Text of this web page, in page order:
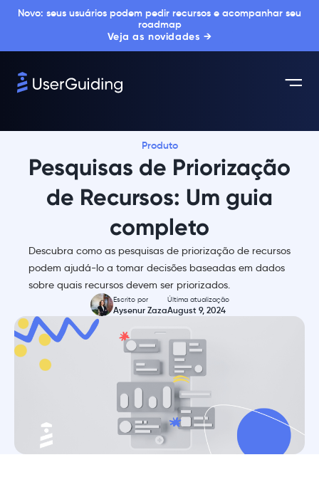
Novo: seus usuários podem pedir recursos e acompanhar seu
roadmap
Veja as novidades →
Produto
Pesquisas de Priorização
de Recursos: Um guia
completo
Descubra como as pesquisas de priorização de recursos
podem ajudá-lo a tomar decisões baseadas em dados
sobre quais recursos devem ser priorizados.
Escrito por
Aysenur Zaza
Última atualização
August 9, 2024